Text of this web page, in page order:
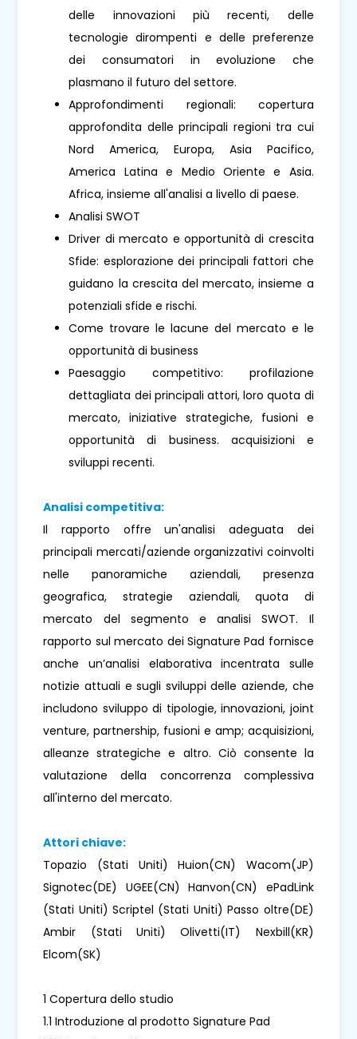
delle innovazioni più recenti, delle
tecnologie dirompenti e delle preferenze
dei consumatori in evoluzione che
plasmano il futuro del settore.
Approfondimenti regionali: copertura
approfondita delle principali regioni tra cui
Nord America, Europa, Asia Pacifico,
America Latina e Medio Oriente e Asia.
Africa, insieme all'analisi a livello di paese.
Analisi SWOT
Driver di mercato e opportunità di crescita
Sfide: esplorazione dei principali fattori che
guidano la crescita del mercato, insieme a
potenziali sfide e rischi.
Come trovare le lacune del mercato e le
opportunità di business
Paesaggio competitivo: profilazione
dettagliata dei principali attori, loro quota di
mercato, iniziative strategiche, fusioni e
opportunità di business. acquisizioni e
sviluppi recenti.
Analisi competitiva:
Il rapporto offre un'analisi adeguata dei
principali mercati/aziende organizzativi coinvolti
nelle panoramiche aziendali, presenza
geografica, strategie aziendali, quota di
mercato del segmento e analisi SWOT. Il
rapporto sul mercato dei Signature Pad fornisce
anche un’analisi elaborativa incentrata sulle
notizie attuali e sugli sviluppi delle aziende, che
includono sviluppo di tipologie, innovazioni, joint
venture, partnership, fusioni e amp; acquisizioni,
alleanze strategiche e altro. Ciò consente la
valutazione della concorrenza complessiva
all'interno del mercato.
Attori chiave:
Topazio (Stati Uniti) Huion(CN) Wacom(JP)
Signotec(DE) UGEE(CN) Hanvon(CN) ePadLink
(Stati Uniti) Scriptel (Stati Uniti) Passo oltre(DE)
Ambir (Stati Uniti) Olivetti(IT) Nexbill(KR)
Elcom(SK)
1 Copertura dello studio
1.1 Introduzione al prodotto Signature Pad